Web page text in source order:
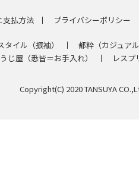
支払方法 プライバシーポリシー
タイル（振袖） 都粋（カジュアル
じ屋（悉皆＝お手入れ）
レスプ
Copyright(C) 2020 TANSUYA